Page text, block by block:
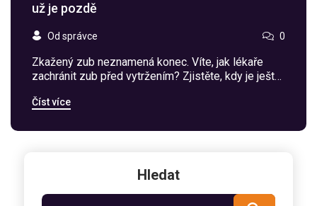
už je pozdě
Od správce 0
Zkažený zub neznamená konec. Víte, jak lékaře
zachránit zub před vytržením? Zjistěte, kdy je ještě
kořenového kanálku a co dělat, když už je pozdě.
Číst více
Hledat